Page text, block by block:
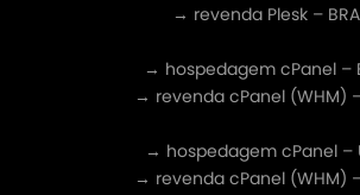
→ revenda Plesk – BRA
→ hospedagem cPanel –
→ revenda cPanel (WHM)
→ hospedagem cPanel –
→ revenda cPanel (WHM)